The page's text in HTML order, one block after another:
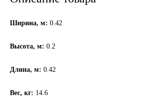
РОСНЕФТЬ
Автозапчасти
ЗИЛ
Ширина, м: 0.42
Высота, м: 0.2
Длина, м: 0.42
Вес, кг: 14.6